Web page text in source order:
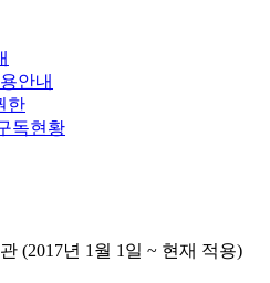
안내
한
독현황
(2017년 1월 1일 ~ 현재 적용)